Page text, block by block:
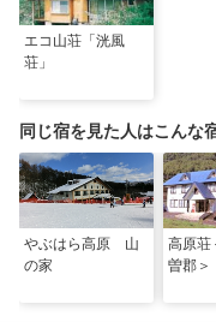
エコ山荘「洸風
荘」
同じ宿を見た人はこんな
やぶはら高原 山
の家
高原荘
曽郡＞